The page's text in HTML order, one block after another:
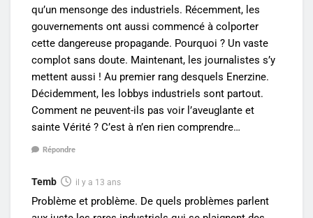
qu’un mensonge des industriels. Récemment, les
gouvernements ont aussi commencé à colporter
cette dangereuse propagande. Pourquoi ? Un vaste
complot sans doute. Maintenant, les journalistes s’y
mettent aussi ! Au premier rang desquels Enerzine.
Décidemment, les lobbys industriels sont partout.
Comment ne peuvent-ils pas voir l’aveuglante et
sainte Vérité ? C’est à n’en rien comprendre…
Répondre
Temb il y a 13 ans
Problème et problème. De quels problèmes parlent